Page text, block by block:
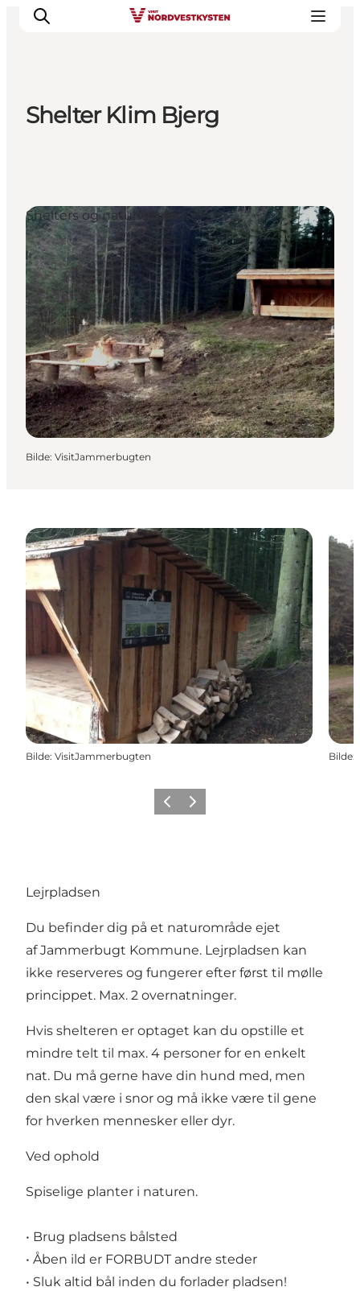
Overnatting
Planlegg ferien
Shelter Klim Bjerg
Shelters og naturlejrpladser
Bilde: VisitJammerbugten
Bilde: VisitJammerbugten Bilde:
ForrigeNeste
Lejrpladsen
Du befinder dig på et naturområde ejet
af Jammerbugt Kommune. Lejrpladsen kan
ikke reserveres og fungerer efter først til mølle
princippet. Max. 2 overnatninger.
Hvis shelteren er optaget kan du opstille et
mindre telt til max. 4 personer for en enkelt
nat. Du må gerne have din hund med, men
den skal være i snor og må ikke være til gene
for hverken mennesker eller dyr.
Ved ophold
Spiselige planter i naturen.
• Brug pladsens bålsted
• Åben ild er FORBUDT andre steder
• Sluk altid bål inden du forlader pladsen!